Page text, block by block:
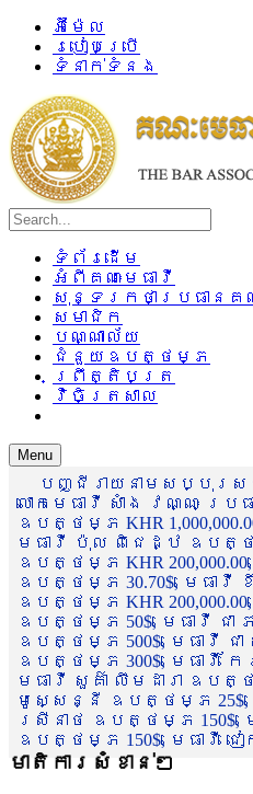
អ៊ីម៉ែល
របៀបប្រើ
ទំនាក់ទំនង
ទំព័រដើម
អំពីគណៈមេធាវី
សុន្ទរកថាប្រធានគណៈ
សមាជិក
បណ្ណាល័យ
ជំនួយឧបត្ថម្ភ
ព្រឹត្តិបត្រ
វិចិត្រសាល
Menu
បញ្ជីរាយនាមសប្បុរសជ
លោកមេធាវី សាំង វណ្ណៈ ប្
ឧបត្ថម្ភ KHR
មេធាវី ប៉ុល ពិជេដ្ឋ ឧបត្ថម្
ឧបត្ថម្ភ KHR
ឧបត្ថម្ភ 30.70$, មេធា
ឧបត្ថម្ភ KHR
ឧបត្ថម្ភ 50$, មេធាវី ជា
ឧបត្ថម្ភ 500$, មេធាវី
ឧបត្ថម្ភ 300$, មេធាវី
មេធាវី សួគ៌ា លឹមដារា ឧបត្
មូសេ្សន្នី ឧបត្ថម្ភ 25$,
ស្រីនាថ ឧបត្ថម្ភ 150$, ម
ឧបត្ថម្ភ 150$, មេធាវី
មាតិការសំខាន់ៗ